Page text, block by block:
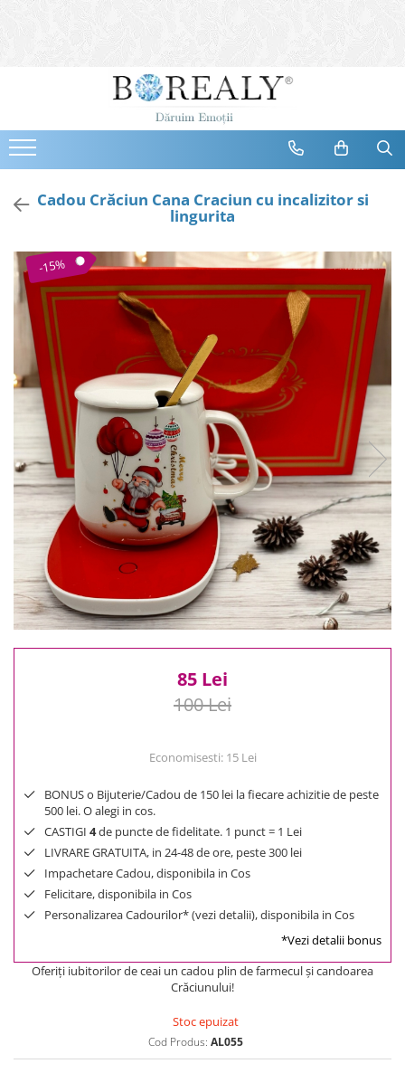
Bijuterii
Cercei
Bratari
Coliere
Tiare
Destinatari
Bijuterii Femei
Bijuterii Copii
Bijuterii Mirese
Selectii
Reduceri
Cele mai noi
Cele mai vandute
Cele mai votate
Cu video
Pret
0 Lei - 100 Lei
100 Lei - 200 Lei
200 Lei - 300 Lei
300 Lei - 500 Lei
Cadou Crăciun Cana Craciun cu incalizitor si
lingurita
-15%
85 Lei
100 Lei
Economisesti: 15 Lei
BONUS o Bijuterie/Cadou de 150 lei la fiecare achizitie de peste
500 lei. O alegi in cos.
CASTIGI 4de puncte de fidelitate. 1 punct = 1 Lei
LIVRARE GRATUITA, in 24-48 de ore, peste 300 lei
Impachetare Cadou, disponibila in Cos
Felicitare, disponibila in Cos
Personalizarea Cadourilor* (vezi detalii), disponibila in Cos
*Vezi detalii bonus
Oferiţi iubitorilor de ceai un cadou plin de farmecul şi candoarea
Crăciunului!
Stoc epuizat
Cod Produs: AL055